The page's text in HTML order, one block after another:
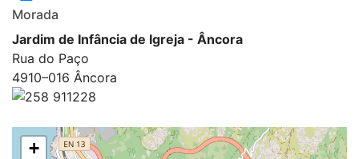
Morada
Jardim de Infância de Igreja - Âncora
Rua do Paço
4910–016 Âncora
258 911228
+